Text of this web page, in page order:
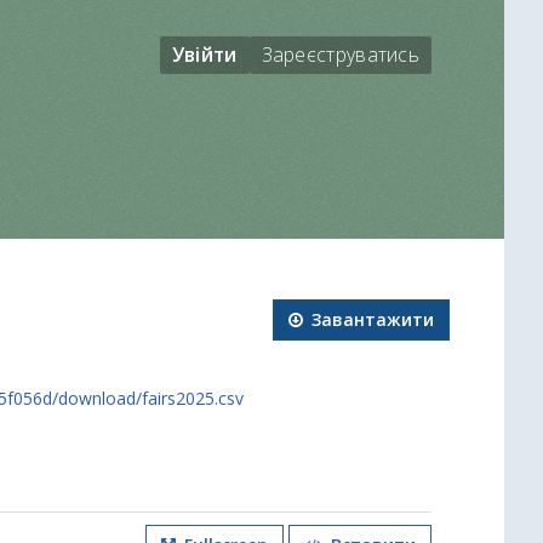
Увійти Зареєструватись
Завантажити
download/fairs2025.csv